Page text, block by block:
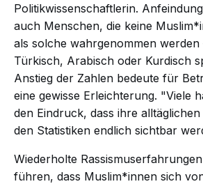
Politikwissenschaftlerin.
auch Menschen, die keine
als solche wahrgenommen werden
Türkisch, Arabisch oder Kurdisch
Anstieg der Zahlen bedeute für
eine gewisse Erleichterung. "Viele
den Eindruck, dass ihre
den Statistiken endlich sichtbar
Wiederholte
führen, dass Muslim*innen sich